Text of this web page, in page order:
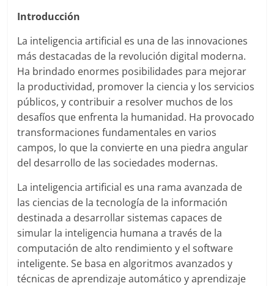
Introducción
La inteligencia artificial es una de las innovaciones
más destacadas de la revolución digital moderna.
Ha brindado enormes posibilidades para mejorar
la productividad, promover la ciencia y los servicios
públicos, y contribuir a resolver muchos de los
desafíos que enfrenta la humanidad. Ha provocado
transformaciones fundamentales en varios
campos, lo que la convierte en una piedra angular
del desarrollo de las sociedades modernas.
La inteligencia artificial es una rama avanzada de
las ciencias de la tecnología de la información
destinada a desarrollar sistemas capaces de
simular la inteligencia humana a través de la
computación de alto rendimiento y el software
inteligente. Se basa en algoritmos avanzados y
técnicas de aprendizaje automático y aprendizaje